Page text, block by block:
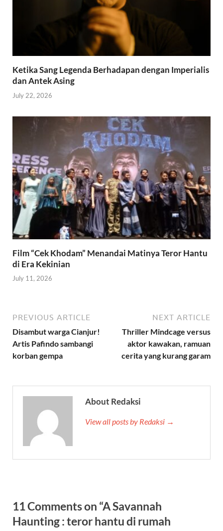
Ketika Sang Legenda Berhadapan dengan Imperialis
dan Antek Asing
July 22, 2026
Film “Cek Khodam” Menandai Matinya Teror Hantu
di Era Kekinian
July 11, 2026
PREVIOUS ARTICLE
Disambut warga Cianjur!
Artis Pafindo sambangi
korban gempa
NEXT ARTICLE
Thriller Mindcage versus
aktor kawakan, ramuan
cerita yang kurang garam
About Redaksi
View all posts by Redaksi →
11 Comments on “A Savannah
Haunting : teror hantu di rumah